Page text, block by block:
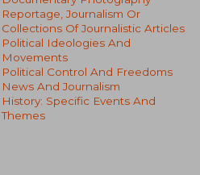
Reportage, Journalism Or
Collections Of Journalistic Articles
Political Ideologies And
Movements
Political Control And Freedoms
News And Journalism
History: Specific Events And
Themes